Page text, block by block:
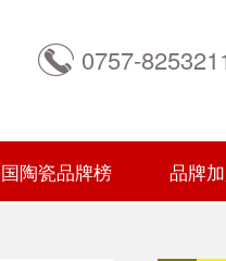
0757-
陶瓷品牌榜 品牌